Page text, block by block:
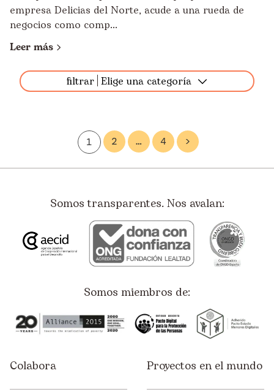
empresa Delicias del Norte, acude a una rueda de
negocios como comp...
Leer más
filtrar Elige una categoría
América Latina
Asia
Costa Rica
El Salvador
España
Etiopía
1 2 … 4 >
Somos transparentes. Nos avalan:
Somos miembros de:
Colabora Proyectos en el mundo